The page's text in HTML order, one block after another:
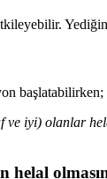
ve iyi) olanlar